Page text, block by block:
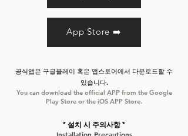
App Store ➡️
공식앱은 구글플레이 혹은 앱스토어에서 다운로드할 수
있습니다.
You can download the official APP from the Google
Play Store or the iOS APP Store.
* 설치 시 주의 사항 *